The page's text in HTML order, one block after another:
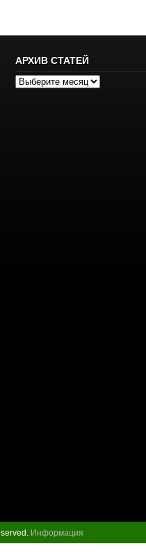
АРХИВ СТАТЕЙ
Архив
Информация